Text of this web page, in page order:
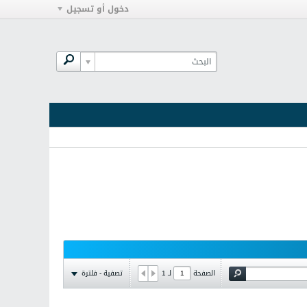
دخول أو تسجيل
الصفحة لـ1 تصفية - فلترة